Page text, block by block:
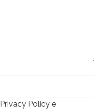
Privacy Policy e